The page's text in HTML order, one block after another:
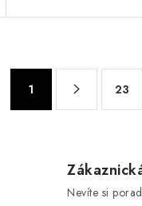
1 23
Nevíte si